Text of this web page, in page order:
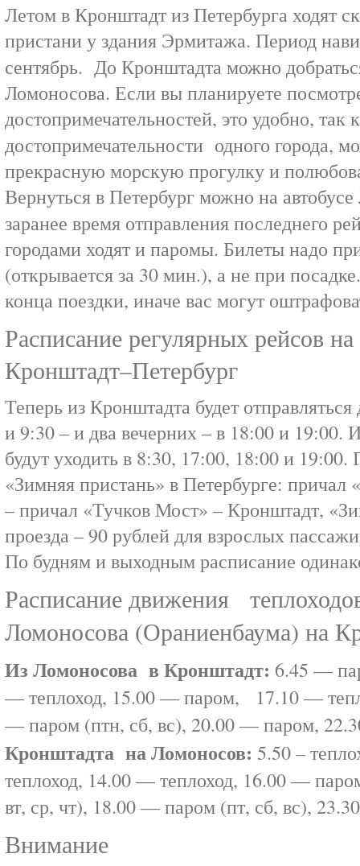
Летом в Кронштадт из Петербурга ходят
пристани у здания Эрмитажа. Период
сентябрь. До Кронштадта можно
Ломоносова. Если вы планируете
достопримечательностей, это удобно, так
достопримечательности одного города,
прекрасную морскую прогулку и
Вернуться в Петербург можно на
заранее время отправления последнего
городами ходят и паромы. Билеты надо
(открывается за 30 мин.), а не при
конца поездки, иначе вас могут
Расписание регулярных рейсов
Кронштадт–Петербург
Теперь из Кронштадта будет
и 9:30 – и два вечерних – в 18:00 и 19:00.
будут уходить в 8:30, 17:00, 18:00 и
«Зимняя пристань» в Петербурге: причал
– причал «Тучков Мост» – Кронштадт,
проезда – 90 рублей для взрослых
По будням и выходным расписание
Расписание движения
Ломоносова (Ораниенбаума) на
Из Ломоносова в Кронштадт: 6.45 —
— теплоход, 15.00 — паром, 17.10 —
— паром (птн, сб, вс), 20.00 — паром,
Кронштадта на Ломоносов: 5.50 –
теплоход, 14.00 — теплоход, 16.00 —
вт, ср, чт), 18.00 — паром (пт, сб, вс),
Внимание